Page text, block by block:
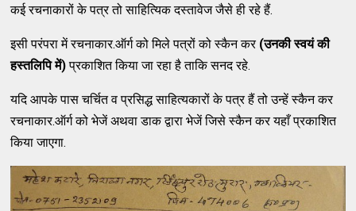
कई रचनाकारों के पत्र तो साहित्यिक दस्तावेज जैसे ही रहे हैं.
इसी परंपरा में रचनाकार.ऑर्ग को मिले पत्रों को स्कैन कर (उनकी स्वयं की
हस्तलिपि में)प्रकाशित किया जा रहा है ताकि सनद रहे.
यदि आपके पास चर्चित व प्रसिद्ध साहित्यकारों के पत्र हैं तो उन्हें स्कैन कर
रचनाकार.ऑर्ग को भेजें अथवा डाक द्वारा भेजें जिसे स्कैन कर यहाँ प्रकाशित
किया जाएगा.